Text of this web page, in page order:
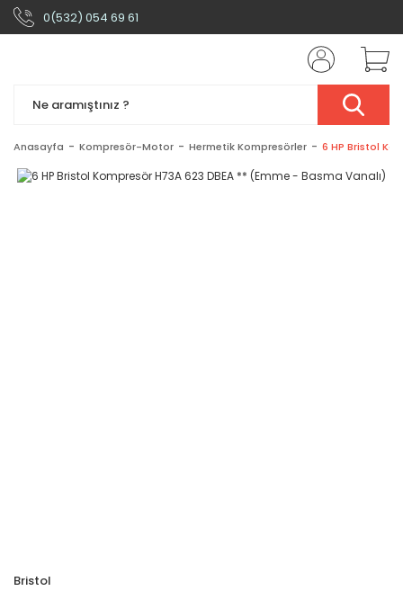
0(532) 054 69 61
Anasayfa Kompresör-Motor Hermetik Kompresörler 6 HP Bristol
Bristol